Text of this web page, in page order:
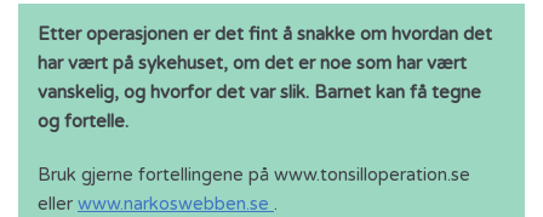
Etter operasjonen er det fint å snakke om hvordan det
har vært på sykehuset, om det er noe som har vært
vanskelig, og hvorfor det var slik. Barnet kan få tegne
og fortelle.
Bruk gjerne fortellingene på www.tonsilloperation.se
eller www.narkoswebben.se .